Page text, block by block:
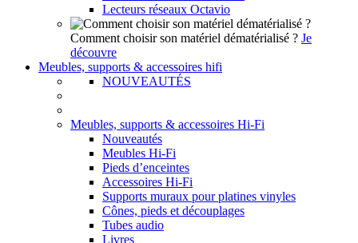
Lecteurs réseaux Octavio
Comment choisir son matériel dématérialisé ? Je
découvre
Meubles, supports & accessoires hifi
NOUVEAUTÉS
Meubles, supports & accessoires Hi-Fi
Nouveautés
Meubles Hi-Fi
Pieds d’enceintes
Accessoires Hi-Fi
Supports muraux pour platines vinyles
Cônes, pieds et découplages
Tubes audio
Livres